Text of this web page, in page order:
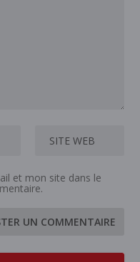
et mon site dans le